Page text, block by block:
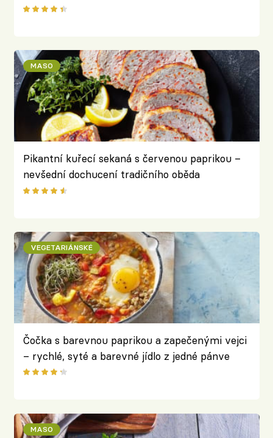
MASO
Pikantní kuřecí sekaná s červenou paprikou –
nevšední dochucení tradičního oběda
VEGETARIÁNSKÉ
Čočka s barevnou paprikou a zapečenými vejci
– rychlé, syté a barevné jídlo z jedné pánve
MASO